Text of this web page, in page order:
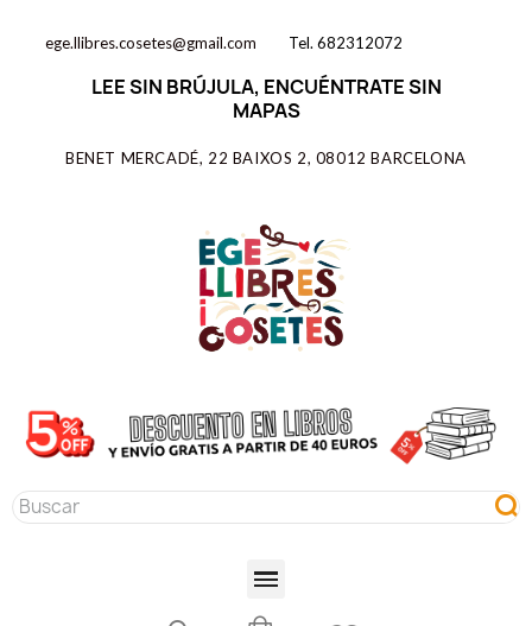
ege.llibres.cosetes@gmail.com Tel. 682312072
LEE SIN BRÚJULA, ENCUÉNTRATE SIN
MAPAS
BENET MERCADÉ, 22 BAIXOS 2, 08012 BARCELONA